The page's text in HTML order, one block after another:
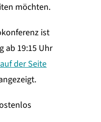
möchten.
ist
ab 19:15 Uhr
der Seite